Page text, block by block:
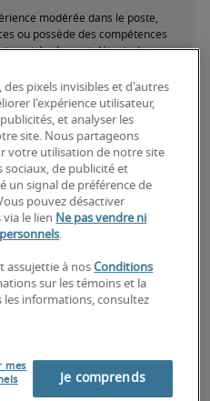
modérée dans le poste,
ou possède des compétences
peut également détenir des
Élevé
et des compétences
peut également détenir des
spécialisées.
pour des
des pixels invisibles et d'autres
l'expérience utilisateur,
et analyser les
site. Nous partageons
votre utilisation de notre site
sociaux, de publicité et
un signal de préférence de
pouvez désactiver
le lien Ne pas vendre ni
.
assujettie à nosConditions
sur les témoins et la
informations, consultez
mes
Je comprends